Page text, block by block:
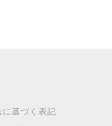
基づく表記